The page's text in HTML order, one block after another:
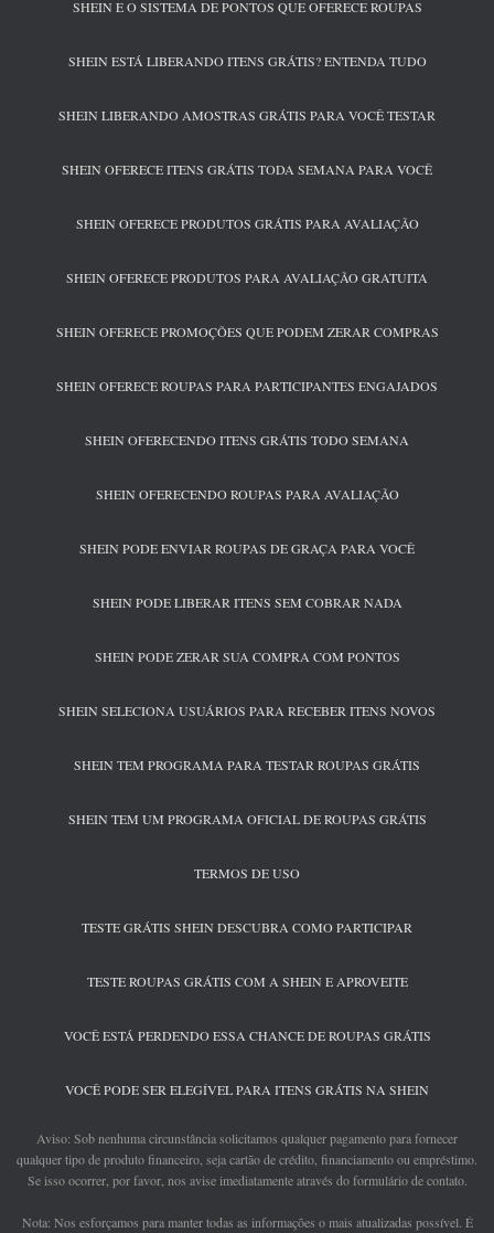
SHEIN E O SISTEMA DE PONTOS QUE OFERECE ROUPAS
SHEIN ESTÁ LIBERANDO ITENS GRÁTIS? ENTENDA TUDO
SHEIN LIBERANDO AMOSTRAS GRÁTIS PARA VOCÊ TESTAR
SHEIN OFERECE ITENS GRÁTIS TODA SEMANA PARA VOCÊ
SHEIN OFERECE PRODUTOS GRÁTIS PARA AVALIAÇÃO
SHEIN OFERECE PRODUTOS PARA AVALIAÇÃO GRATUITA
SHEIN OFERECE PROMOÇÕES QUE PODEM ZERAR COMPRAS
SHEIN OFERECE ROUPAS PARA PARTICIPANTES ENGAJADOS
SHEIN OFERECENDO ITENS GRÁTIS TODO SEMANA
SHEIN OFERECENDO ROUPAS PARA AVALIAÇÃO
SHEIN PODE ENVIAR ROUPAS DE GRAÇA PARA VOCÊ
SHEIN PODE LIBERAR ITENS SEM COBRAR NADA
SHEIN PODE ZERAR SUA COMPRA COM PONTOS
SHEIN SELECIONA USUÁRIOS PARA RECEBER ITENS NOVOS
SHEIN TEM PROGRAMA PARA TESTAR ROUPAS GRÁTIS
SHEIN TEM UM PROGRAMA OFICIAL DE ROUPAS GRÁTIS
TERMOS DE USO
TESTE GRÁTIS SHEIN DESCUBRA COMO PARTICIPAR
TESTE ROUPAS GRÁTIS COM A SHEIN E APROVEITE
VOCÊ ESTÁ PERDENDO ESSA CHANCE DE ROUPAS GRÁTIS
VOCÊ PODE SER ELEGÍVEL PARA ITENS GRÁTIS NA SHEIN
Aviso: Sob nenhuma circunstância solicitamos qualquer pagamento para fornecer
qualquer tipo de produto financeiro, seja cartão de crédito, financiamento ou empréstimo.
Se isso ocorrer, por favor, nos avise imediatamente através do formulário de contato.
Nota: Nos esforçamos para manter todas as informações o mais atualizadas possível. É